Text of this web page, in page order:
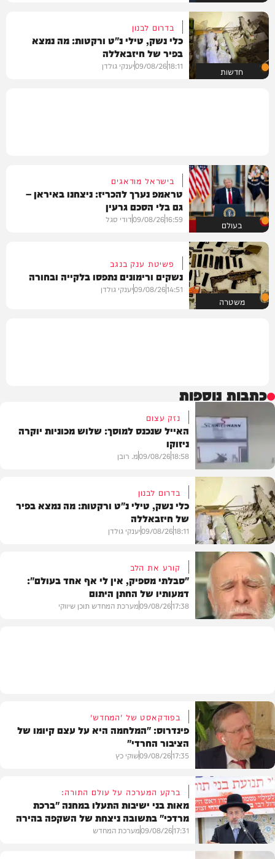
חדשות
בדרום לבנון
כלי נשק, טילי נ"ט ורקטות: מה נמצא
בפיר של חיזבאללה
18:11
09/08/26יענקי גולדן
בעולם
בישראל מודאגים
טראמפ נערך להכריז: ניצחנו באיראן –
גם בלי הסכם גרעין
16:59
09/08/26דודי סגל
משטרה
פשיטת ענק בנגב
נשקים ורימונים נתפסו בלקייה ובחורה
14:51
09/08/26יענקי גולדן
כתבות נוספות
בעולם
נזק עצום
האייל שנכנס למוסך: שלוש מכוניות יוקרה
ניזוקו
18:58
09/08/26מ. רובן
חדשות
בדרום לבנון
כלי נשק, טילי נ"ט ורקטות: מה נמצא בפיר
של חיזבאללה
18:11
09/08/26יענקי גולדן
קורע את הלב
"סבלתי מספיק, אין לי אף אחד בעולם":
דמעותיו של החתן היתום
17:38
09/08/26מערכת המחדש תוכן שיווקי
פוליטי
בפודקאסט של 'המחדש'
פינדרוס: "המלחמה היא על עצם קיומו של
הציבור החרדי"
17:35
09/08/26שוקי כץ
ברקע המערכה על עולם התורה:
מאות בני ישיבות התעלו במחנה "ברכת
מרדכי" בתשובה ניצחת של השקפה בהירה
17:31
09/08/26מערכת המחדש